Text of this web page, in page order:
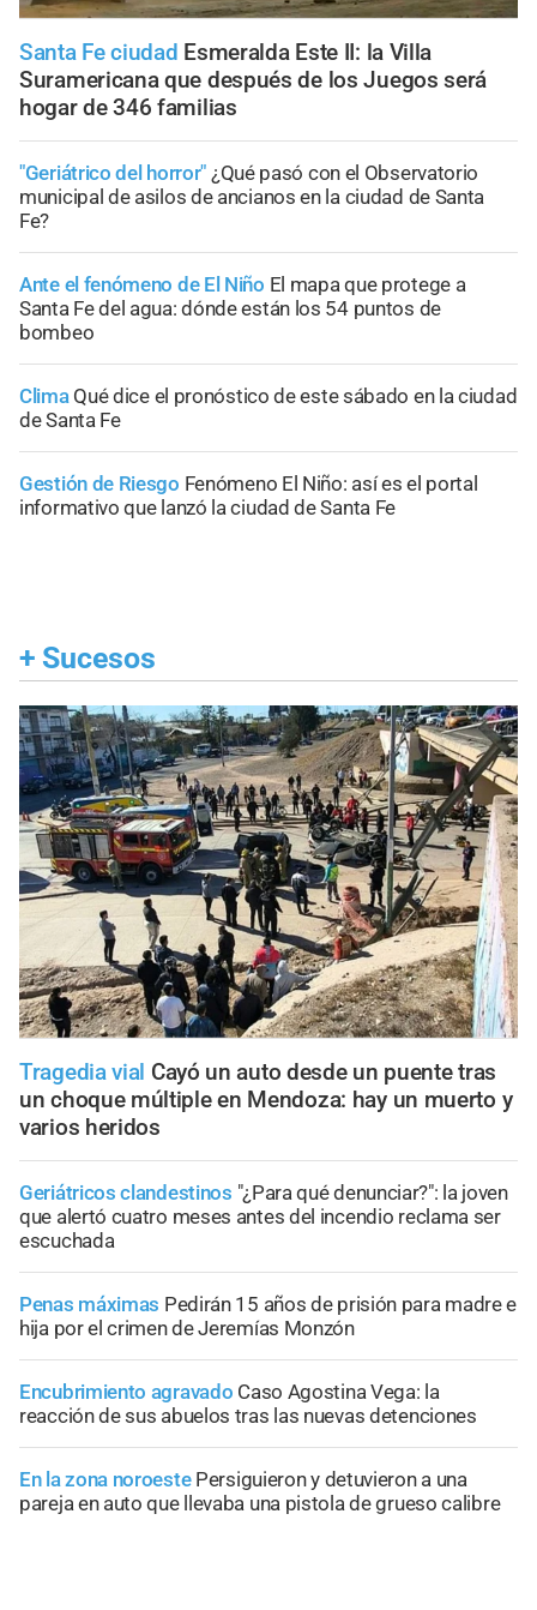
Santa Fe ciudad Esmeralda Este II: la Villa
Suramericana que después de los Juegos será
hogar de 346 familias
"Geriátrico del horror" ¿Qué pasó con el Observatorio
municipal de asilos de ancianos en la ciudad de Santa
Fe?
Ante el fenómeno de El Niño El mapa que protege a
Santa Fe del agua: dónde están los 54 puntos de
bombeo
Clima Qué dice el pronóstico de este sábado en la ciudad
de Santa Fe
Gestión de Riesgo Fenómeno El Niño: así es el portal
informativo que lanzó la ciudad de Santa Fe
+ Sucesos
Tragedia vial Cayó un auto desde un puente tras
un choque múltiple en Mendoza: hay un muerto y
varios heridos
Geriátricos clandestinos "¿Para qué denunciar?": la joven
que alertó cuatro meses antes del incendio reclama ser
escuchada
Penas máximas Pedirán 15 años de prisión para madre e
hija por el crimen de Jeremías Monzón
Encubrimiento agravado Caso Agostina Vega: la
reacción de sus abuelos tras las nuevas detenciones
En la zona noroeste Persiguieron y detuvieron a una
pareja en auto que llevaba una pistola de grueso calibre